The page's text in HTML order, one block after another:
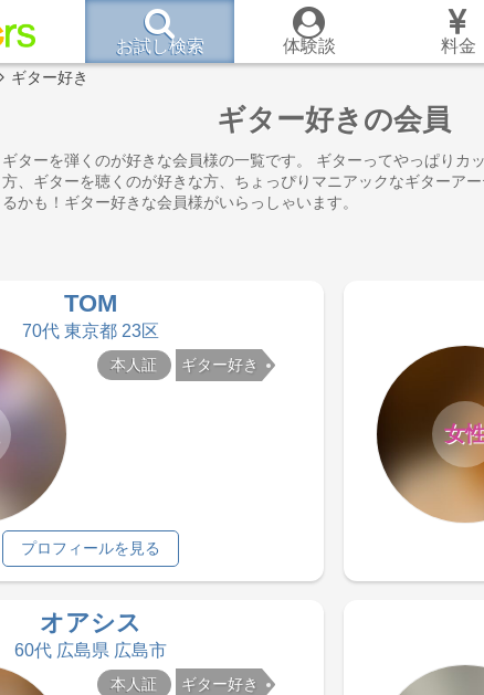
お試し検索 体験談 料金
ギター好き
ギター好きの会員
ギターを弾くのが好きな会員様の一覧です。 ギターってやっぱりカ
方、ギターを聴くのが好きな方、ちょっぴりマニアックなギターア
るかも！ギター好きな会員様がいらっしゃいます。
TOM
70代 東京都 23区
本人証 ギター好き
プロフィールを見る
女
オアシス
60代 広島県 広島市
本人証 ギター好き